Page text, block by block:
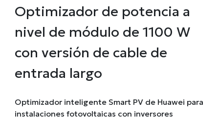
Optimizador de potencia a
nivel de módulo de 1100 W
con versión de cable de
entrada largo
Optimizador inteligente Smart PV de Huawei para
instalaciones fotovoltaicas con inversores